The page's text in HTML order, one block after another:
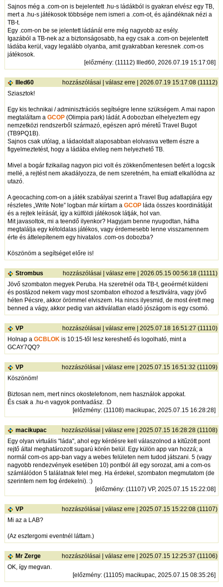
Sajnos még a .com-on is bejelentett .hu-s ládákból is gyakran elvész egy TB,
mert a .hu-s játékosok többsége nem ismeri a .com-ot, és ajándéknak nézi a
TB-t.
Egy .com-on be se jelentett ládánál erre még nagyobb az esély.
Igazából a TB-nek az a biztonságosabb, ha egy csak a .com-on bejelentett
ládába kerül, vagy legalább olyanba, amit gyakrabban keresnek .com-os
játékosok.
[előzmény: (11112) Illed60, 2026.07.19 15:17:08]
Illed60 hozzászólásai |válasz erre | 2026.07.19 15:17:08 (11112)
Sziasztok!
Egy kis technikai / adminisztrációs segítségre lenne szükségem. A mai napon
megtaláltam aGCOP (Olimpia park) ládát. A dobozban elhelyeztem egy
nemzetközi rendszerből származó, egészen apró méretű Travel Bugot
(TB9PQ1B).
Sajnos csak utólag, a ládaoldalt alaposabban elolvasva vettem észre a
figyelmeztetést, hogy a ládába elvileg nem helyezhető TB.
Mivel a bogár fizikailag nagyon pici volt és zökkenőmentesen befért a logcsík
mellé, a rejtést nem akadályozza, de nem szeretném, ha emiatt elkallódna az
utazó.
A geocaching.com-on a játék szabályai szerint a Travel Bug adatlapjára egy
részletes „Write Note” logban már kiírtam aGCOP láda összes koordinátáját
és a rejtek leírását, így a külföldi játékosok látják, hol van.
Mit javasoltok, mi a teendő ilyenkor? Hagyjam benne nyugodtan, hátha
megtalálja egy kétoldalas játékos, vagy érdemesebb lenne visszamennem
érte és áttelepítenem egy hivatalos .com-os dobozba?
Köszönöm a segítséget előre is!
Strombus hozzászólásai |válasz erre | 2026.05.15 00:56:18 (11111)
Jövő szombaton megyek Peruba. Ha szeretnél oda TB-t, geoérmét küldeni
és postázod nekem vagy most szombaton elhozod a fesztiválra, vagy jövő
héten Pécsre, akkor örömmel elviszem. Ha nincs ilyesmid, de most érett meg
benned a vágy, akkor pedig van aktiválatlan eladó jószágom is egy csomó.
VP hozzászólásai |válasz erre | 2025.07.18 16:51:27 (11110)
Holnap aGCBLOK is 10:15-től lesz kereshető és logolható, mint a
GCAY7QQ?
VP hozzászólásai |válasz erre | 2025.07.15 16:51:32 (11109)
Köszönöm!
Biztosan nem, mert nincs okostelefonom, nem használok appokat.
És csak a .hu-n vagyok pontvadász. :D
[előzmény: (11108) macikupac, 2025.07.15 16:28:28]
macikupac hozzászólásai |válasz erre | 2025.07.15 16:28:28 (11108)
Egy olyan virtuális "láda", ahol egy kérdésre kell válaszolnod a kitűzött pont
rejtő által meghatározott sugarú körén belül. Egy külön app van hozzá; a
normál com-os app-ban vagy a webes felületen nem tudod játszani. 5 (vagy
nagyobb rendezvények esetében 10) pontból áll egy sorozat, ami a com-os
számlálódon 5 találatnak felel meg. Ha érdekel, szombaton megmutatom (de
szerintem nem fog érdekelni). :)
[előzmény: (11107) VP, 2025.07.15 15:22:08]
VP hozzászólásai |válasz erre | 2025.07.15 15:22:08 (11107)
Mi az a LAB?
(Az esztergomi eventnél láttam.)
Mr Zerge hozzászólásai |válasz erre | 2025.07.15 12:25:37 (11106)
OK, így megvan.
[előzmény: (11105) macikupac, 2025.07.15 08:35:26]